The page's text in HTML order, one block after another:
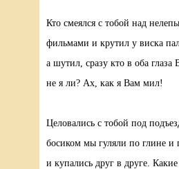
Кто смеялся с тобой над
фильмами и крутил у виска
а шутил, сразу кто в оба глаза
не я ли? Ах, как я Вам мил!
Целовались с тобой под
босиком мы гуляли по глине и
и купались друг в друге.